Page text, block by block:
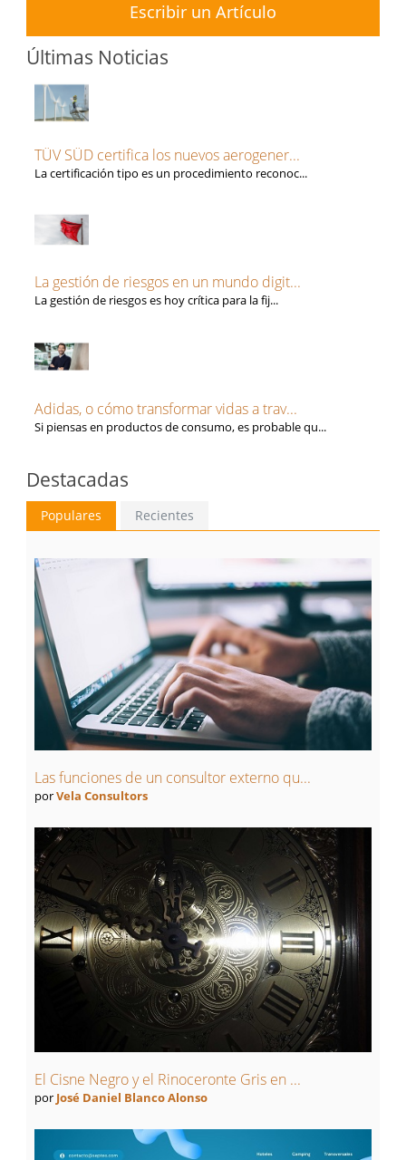
Escribir un Artículo
Últimas Noticias
TÜV SÜD certifica los nuevos aerogener...
La certificación tipo es un procedimiento reconoc...
La gestión de riesgos en un mundo digit...
La gestión de riesgos es hoy crítica para la fij...
Adidas, o cómo transformar vidas a trav...
Si piensas en productos de consumo, es probable qu...
Destacadas
Populares Recientes
Las funciones de un consultor externo qu...
porVela Consultors
El Cisne Negro y el Rinoceronte Gris en ...
por José Daniel Blanco Alonso